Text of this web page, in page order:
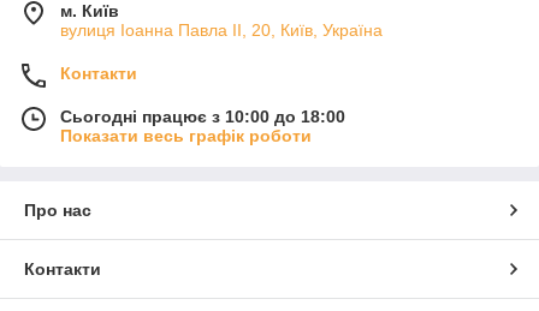
м. Київ
вулиця Іоанна Павла ІІ, 20, Київ, Україна
Контакти
Сьогодні працює з 10:00 до 18:00
Показати весь графік роботи
Про нас
Контакти